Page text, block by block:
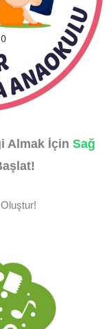
Almak İçin Sağ